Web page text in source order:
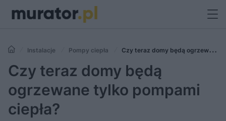
Instalacje Pompy ciepła
Czy teraz domy będą ogrzewane
tylko pompami ciepła?
Czy teraz domy będą
ogrzewane tylko pompami
ciepła?